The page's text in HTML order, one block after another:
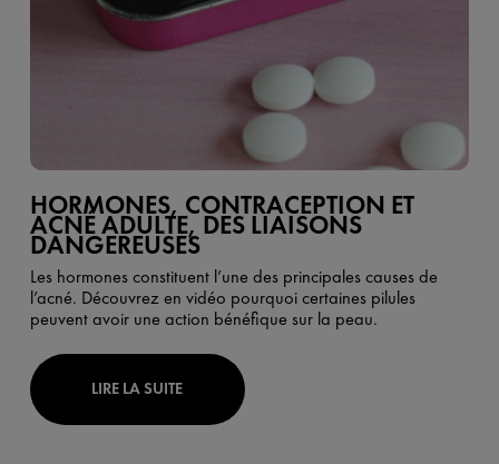
HORMONES, CONTRACEPTION ET
ACNÉ ADULTE, DES LIAISONS
DANGEREUSES
Les hormones constituent l’une des principales causes de
l’acné. Découvrez en vidéo pourquoi certaines pilules
peuvent avoir une action bénéfique sur la peau.
LIRE LA SUITE